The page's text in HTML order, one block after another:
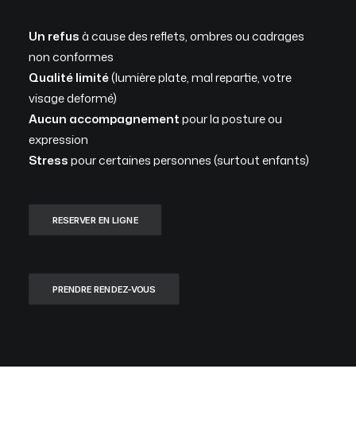
Un refusà cause des reflets, ombres ou cadrages
non conformes
Qualité limité(lumière plate, mal repartie, votre
visage deformé)
Aucun accompagnementpour la posture ou
expression
Stresspour certaines personnes (surtout enfants)
RESERVER EN LIGNE
PRENDRE RENDEZ-VOUS